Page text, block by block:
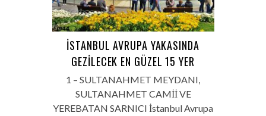
İSTANBUL AVRUPA YAKASINDA
GEZILECEK EN GÜZEL 15 YER
1 – SULTANAHMET MEYDANI,
SULTANAHMET CAMİİ VE
YEREBATAN SARNICI İstanbul Avrupa